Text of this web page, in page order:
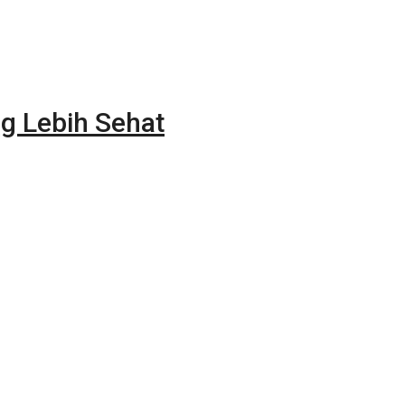
Lebih Sehat